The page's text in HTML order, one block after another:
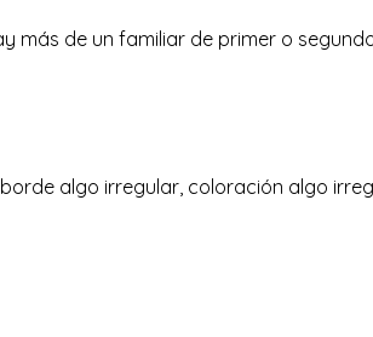
más de un familiar de primer o
algo irregular, coloración algo